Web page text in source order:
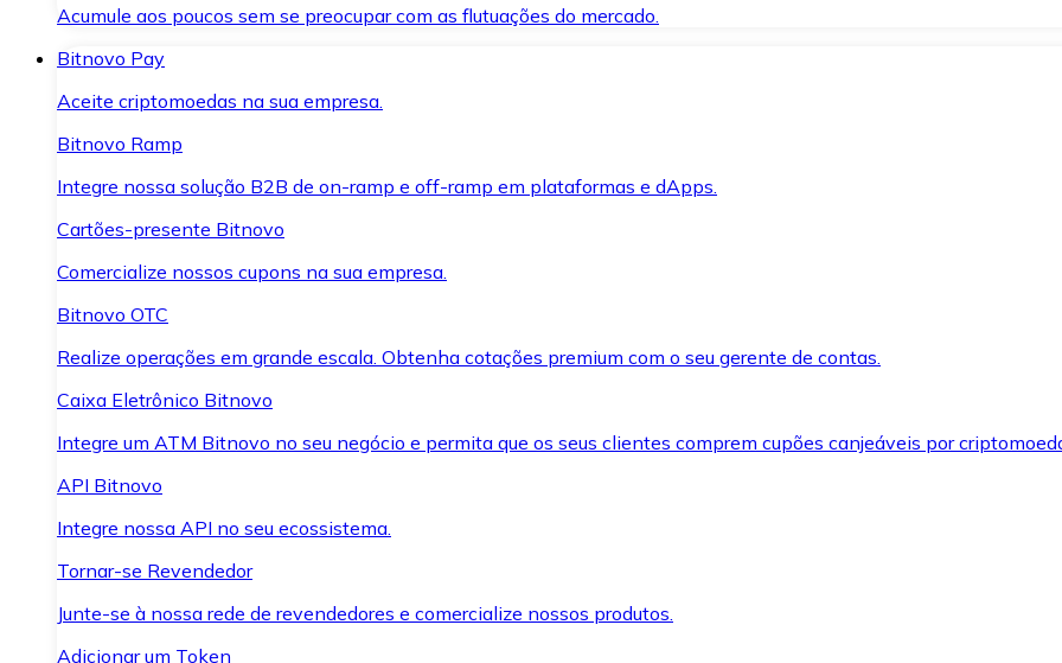
Acumule aos poucos sem se preocupar com as flutuações do mercado.
Bitnovo Pay
Aceite criptomoedas na sua empresa.
Bitnovo Ramp
Integre nossa solução B2B de on-ramp e off-ramp em plataformas e dApps.
Cartões-presente Bitnovo
Comercialize nossos cupons na sua empresa.
Bitnovo OTC
Realize operações em grande escala. Obtenha cotações premium com o seu gerente de contas.
Caixa Eletrônico Bitnovo
Integre um ATM Bitnovo no seu negócio e permita que os seus clientes comprem cupões canjeáveis por
API Bitnovo
Integre nossa API no seu ecossistema.
Tornar-se Revendedor
Junte-se à nossa rede de revendedores e comercialize nossos produtos.
Adicionar um Token